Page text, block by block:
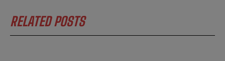
RELATED POSTS